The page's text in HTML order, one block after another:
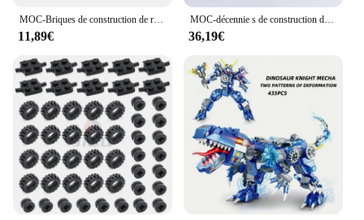
MOC-Briques de construction de robot de dessin animé pour enfants, modèle de nuit de sauvetage, jeu de mission, cadeaux créatifs, assemblage de bricolage, populaire, Astro Bot
11,89€
MOC-décennie s de construction de train de ville pour enfants, idées de tiges créatives, voies droites et incurvées, illeur de commutateur, R64.Bricks, jouets de bricolage, cadeau
36,19€